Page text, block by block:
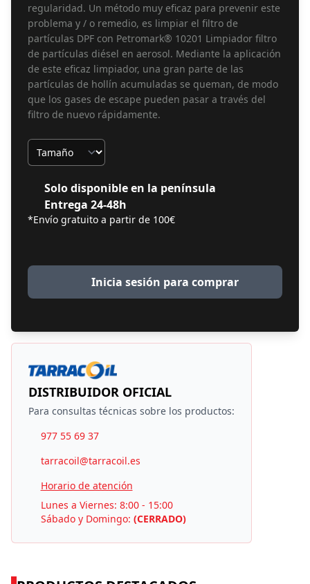
regularidad. Un método muy eficaz para prevenir este
problema y / o remedio, es limpiar el filtro de
partículas DPF con Petromark® 10201 Limpiador filtro
de partículas diésel en aerosol. Mediante la aplicación
de este eficaz limpiador, una gran parte de las
partículas de hollín acumuladas se queman, de modo
que los gases de escape pueden pasar a través del
filtro de nuevo rápidamente.
Tamaño
Solo disponible en la península
Entrega 24-48h
*Envío gratuito a partir de 100€
Inicia sesión para comprar
DISTRIBUIDOR OFICIAL
Para consultas técnicas sobre los productos:
977 55 69 37
tarracoil@tarracoil.es
Horario de atención
Lunes a Viernes: 8:00 - 15:00
Sábado y Domingo: (CERRADO)